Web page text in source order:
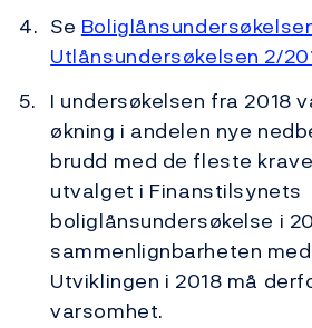
Se
Utlånsundersøkelsen 2/
I undersøkelsen fra 2018
økning i andelen nye
brudd med de fleste
utvalget i Finanstilsynets
boliglånsundersøkelse i
sammenlignbarheten
Utviklingen i 2018 må
varsomhet.